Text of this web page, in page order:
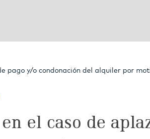
pago y/o condonación del alquiler por
el caso de